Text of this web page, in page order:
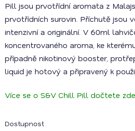
Pill jsou prvotřídní aromata z
prvotřídních surovin. Příchutě jsou
intenzivní a originální. V 60ml
koncentrovaného aroma, ke
případně nikotinový booster,
liquid je hotový a připravený k
Více se o S&V Chill Pill dočtete zde
Dostupnost